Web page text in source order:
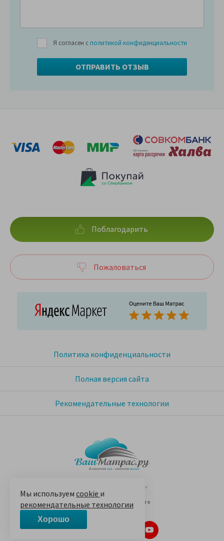
Я согласен с политикой конфиденциальности
© 2005-2026 «Ваш матрас»
14 лет на Яндекс.Маркете
Политика конфиденциальности
Полная версия сайта
Рекомендательные технологии
Поблагодарить
Пожаловаться
Мы используем cookie и
рекомендательные технологии
Хорошо